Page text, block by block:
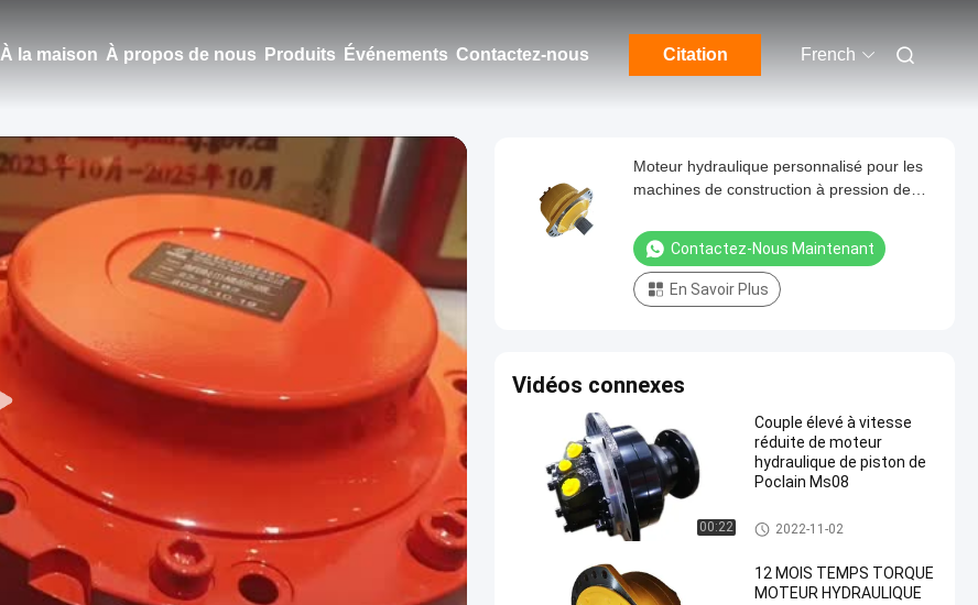
À la maison À propos de nous Produits Événements Contactez-nous Citation French
Moteur hydraulique personnalisé pour les
machines de construction à pression de
Contactez-Nous Maintenant
En Savoir Plus
Vidéos connexes
00:22
Couple élevé à vitesse
réduite de moteur
hydraulique de piston de
Poclain Ms08
moteur hydraulique d'orbite
2022-11-02
12 MOIS TEMPS TORQUE
MOTEUR HYDRAULIQUE